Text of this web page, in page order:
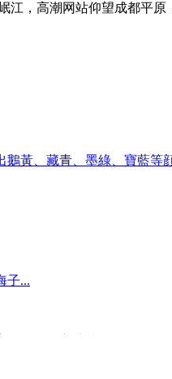
，高潮网站仰望成都平
鵝黃、藏青、墨綠、寶藍等
子...